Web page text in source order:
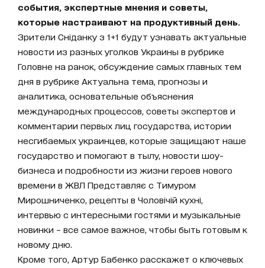
события, экспертные мнения и советы,
которые настраивают на продуктивный день.
Зрители Сніданку з 1+1 будут узнавать актуальные
новости из разных уголков Украины в рубрике
Головне на ранок, обсуждение самых главных тем
дня в рубрике Актуальна тема, прогнозы и
аналитика, основательные объяснения
международных процессов, советы экспертов и
комментарии первых лиц государства, истории
несгибаемых украинцев, которые защищают наше
государство и помогают в тылу, новости шоу-
бизнеса и подробности из жизни героев нового
времени в ЖВЛ Представляє с Тимуром
Мирошниченко, рецепты в Чоловічій кухні,
интервью с интересными гостями и музыкальные
новинки – все самое важное, чтобы быть готовым к
новому дню.
Кроме того, Артур Бабенко расскажет о ключевых